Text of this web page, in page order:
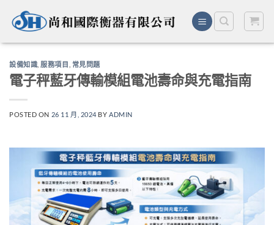
設備知識 ,服務項目 常見問題
電子秤藍牙傳輸模組電池壽命與充電指南
POSTED ON 26 11 月, 2024 BY ADMIN